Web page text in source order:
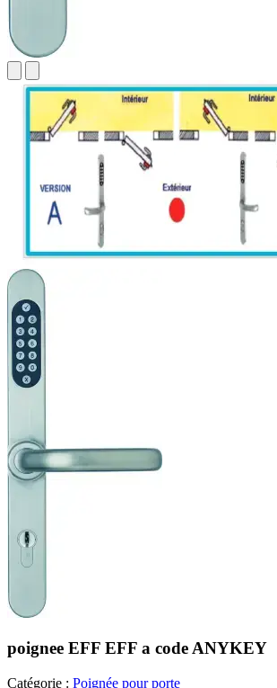
poignee EFF EFF a code ANYKEY
Catégorie : Poignée pour porte